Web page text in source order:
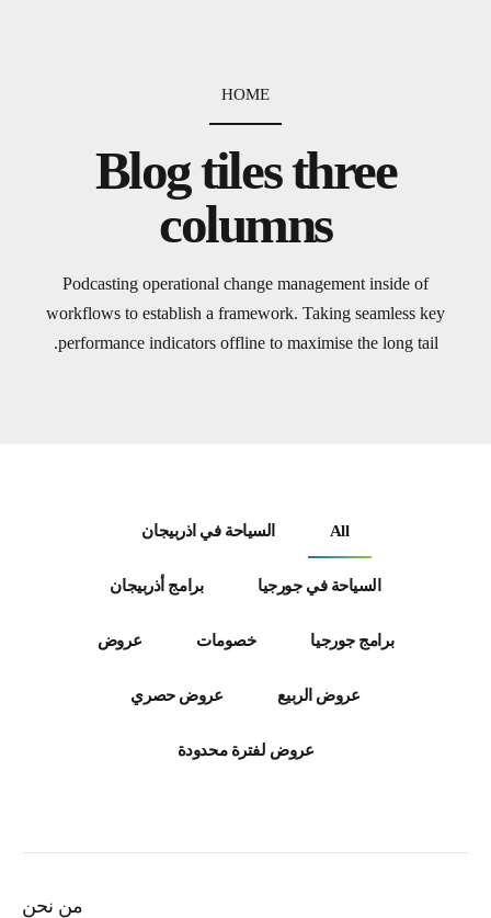
HOME
Blog tiles three
columns
Podcasting operational change management inside of
workflows to establish a framework. Taking seamless key
performance indicators offline to maximise the long tail.
All السياحة في اذربيجان
السياحة في جورجيا برامج أذربيجان
برامج جورجيا خصومات عروض
عروض الربيع عروض حصري
عروض لفترة محدودة
من نحن